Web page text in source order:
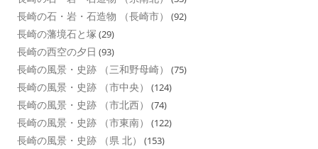
長崎の石・岩・石造物 （長崎市） (92)
長崎の藩境石と塚 (29)
長崎の西空の夕日 (93)
長崎の風景・史跡 （三和野母崎） (75)
長崎の風景・史跡 （市中央） (124)
長崎の風景・史跡 （市北西） (74)
長崎の風景・史跡 （市東南） (122)
長崎の風景・史跡 （県 北） (153)